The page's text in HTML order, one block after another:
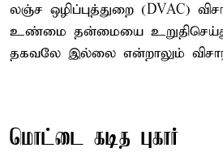
லஞ்ச ஒழிப்புத்துறை (DVAC)
உண்மை தன்மையை
தகவலே இல்லை என்றாலும்
மொட்டை கடித புகார்